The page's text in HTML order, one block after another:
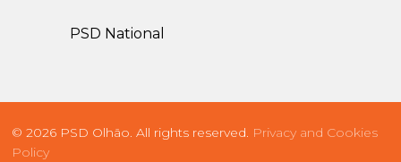
PSD National
© 2026 PSD Olhão. All rights reserved. Privacy and Cookies
Policy